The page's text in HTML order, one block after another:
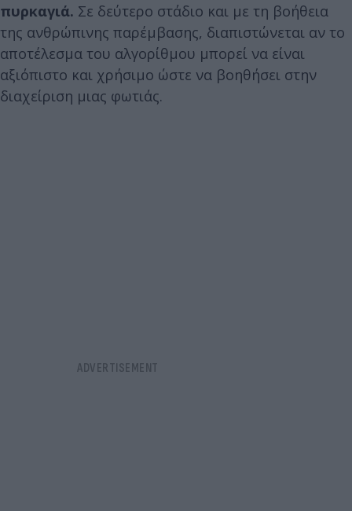
πυρκαγιά. Σε δεύτερο στάδιο και με τη βοήθεια
της ανθρώπινης παρέμβασης, διαπιστώνεται αν το
αποτέλεσμα του αλγορίθμου μπορεί να είναι
αξιόπιστο και χρήσιμο ώστε να βοηθήσει στην
διαχείριση μιας φωτιάς.